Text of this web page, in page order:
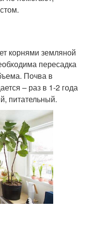
корнями земляной
пересадка
Почва в
– раз в 1-2 года
питательный.